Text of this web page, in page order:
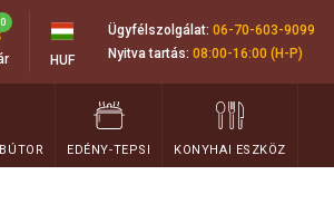
0
HUF
Ügyfélszolgálat: 06-70-603-9099
Nyitva tartás: 08:00-16:00 (H-P)
EDÉNY-TEPSI KONYHAI ESZKÖZ